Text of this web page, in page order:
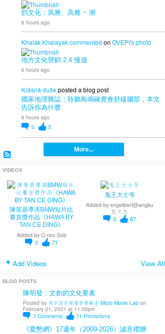
韵文化：风雅、高雅 ~ 潮
6 hours ago
Khalak Khalayakcommented on OVEPI'sphoto
地方文化營銷 2.4 慢遊
6 hours ago
Krásná dušeposted a blog post
國家地理雜誌：聆聽鳥鳴確實會舒緩腦部，本文
告訴你為什麼
6 hours ago
0
5
More...
VIDEOS
陳策鼎導演BMW短片比
賽首獎作品《HAWA BY
TAN CE DING》
Added by O noc Sob
0
71
鬼王大士爷
Added byengelbert@angku
张文杰
0
87
Add Videos View All
BLOG POSTS
陳明發：文創的文化要素
Posted by 馬來西亞微電影實驗室 Micro Movie Labon
February 21, 2021 at 11:00pm
7 Comments 71 Promotions
《愛懇網》17週年（2009-2026）誠意禮贈